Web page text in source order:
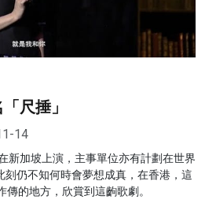
尺捶」
14
新加坡上演，主事單位亦有計劃在世界
仍不知何時會夢想成真，在香港，這
的地方，欣賞到這齣歌劇。